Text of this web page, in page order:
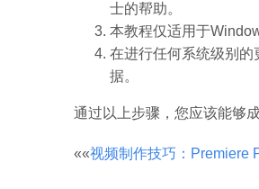
士的帮助。
本教程仅适用于
在进行任何系统级别
据。
通过以上步骤，您应该能够
文
««视频制作技巧：Premiere